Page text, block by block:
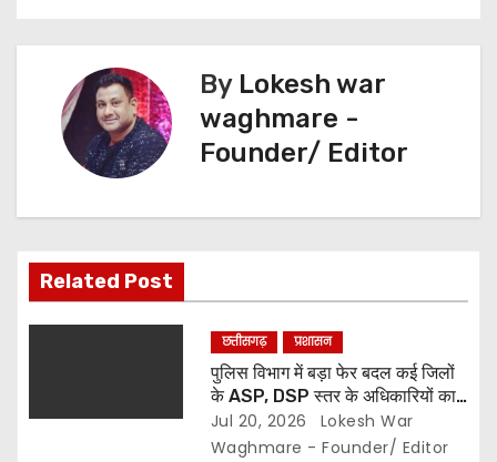
t
i
o
By Lokesh war
waghmare -
Founder/ Editor
Related Post
छत्तीसगढ़ प्रशासन
पुलिस विभाग में बड़ा फेर बदल कई जिलों
के ASP, DSP स्तर के अधिकारियों का
तबादला,, मिली नई जिम्मेदारी… देखे सूची..
Jul 20, 2026
Lokesh War
Waghmare - Founder/ Editor